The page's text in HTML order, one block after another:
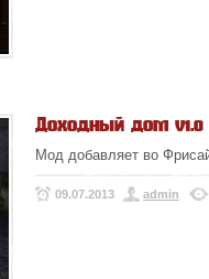
Доходный дом v1.0
Мод добавляет во
09.07.2013 admin